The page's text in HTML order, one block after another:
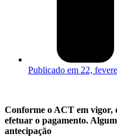
Publicado em 22,
Conforme o ACT em vigor,
efetuar o pagamento.
antecipação